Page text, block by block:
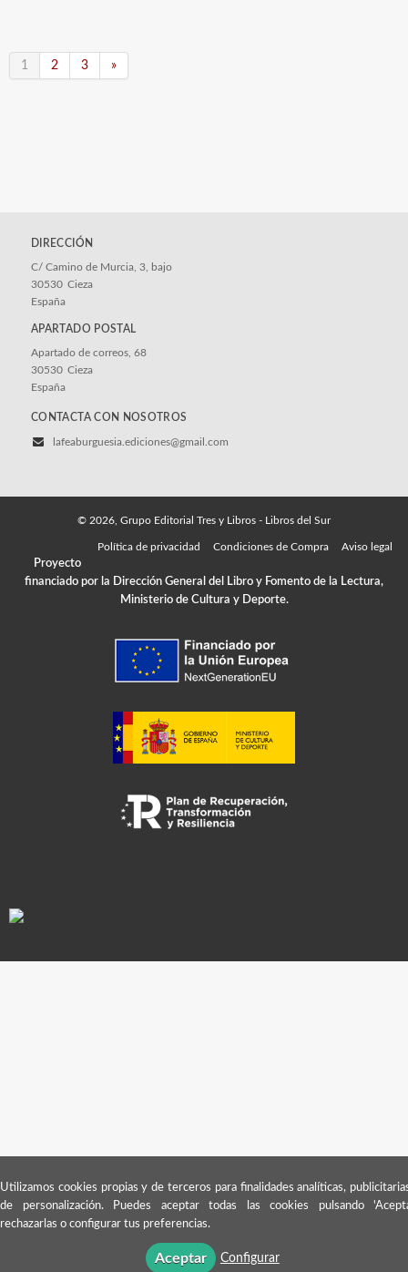
1 2 3 »
DIRECCIÓN
C/ Camino de Murcia, 3, bajo
30530 Cieza
España
APARTADO POSTAL
Apartado de correos, 68
30530 Cieza
España
CONTACTA CON NOSOTROS
lafeaburguesia.ediciones@gmail.com
© 2026, Grupo Editorial Tres y Libros - Libros del Sur
Política de privacidad Condiciones de Compra Aviso legal
Proyecto
financiado por la Dirección General del Libro y Fomento de la Lectura,
Ministerio de Cultura y Deporte.
Utilizamos cookies propias y de terceros para finalidades analíticas,
de personalización. Puedes aceptar todas las cookies pulsando
rechazarlas o configurar tus preferencias.
Aceptar Configurar